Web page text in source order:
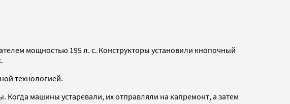
мощностью 195 л. с. Конструкторы установили кнопочный
технологией.
машины устаревали, их отправляли на капремонт, а затем